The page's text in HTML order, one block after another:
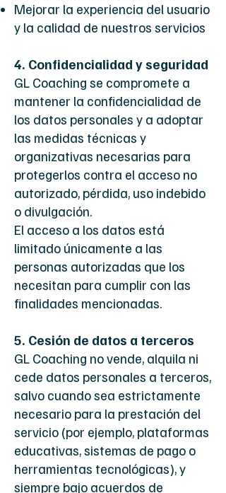
Mejorar la experiencia del usuario
y la calidad de nuestros servicios
4. Confidencialidad y seguridad
GL Coaching se compromete a
mantener la confidencialidad de
los datos personales y a adoptar
las medidas técnicas y
organizativas necesarias para
protegerlos contra el acceso no
autorizado, pérdida, uso indebido
o divulgación.
El acceso a los datos está
limitado únicamente a las
personas autorizadas que los
necesitan para cumplir con las
finalidades mencionadas.
5. Cesión de datos a terceros
GL Coaching no vende, alquila ni
cede datos personales a terceros,
salvo cuando sea estrictamente
necesario para la prestación del
servicio (por ejemplo, plataformas
educativas, sistemas de pago o
herramientas tecnológicas), y
siempre bajo acuerdos de